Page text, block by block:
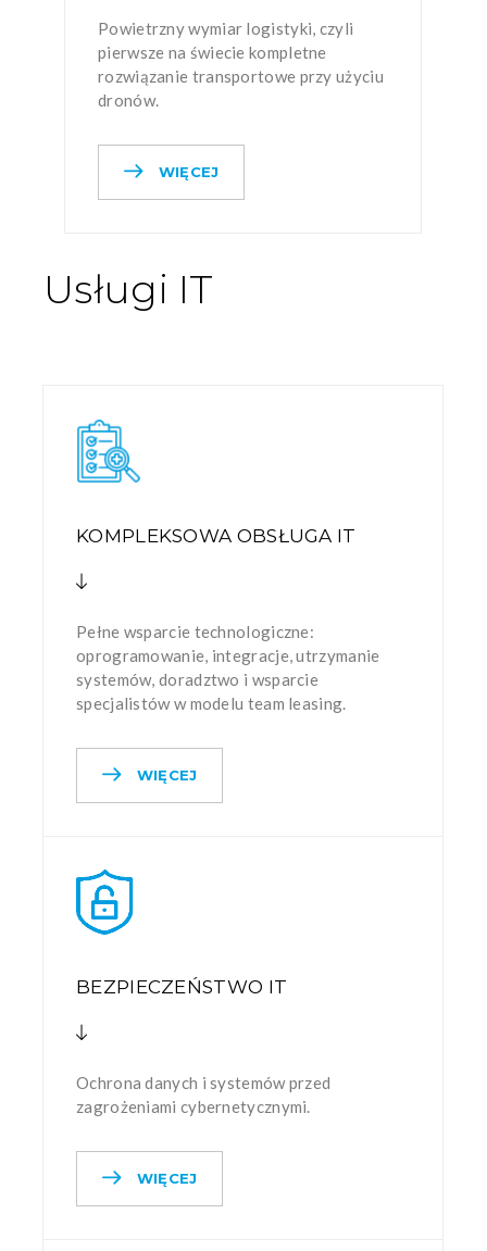
Powietrzny wymiar logistyki, czyli
pierwsze na świecie kompletne
rozwiązanie transportowe przy użyciu
dronów.
WIĘCEJ
Usługi IT
KOMPLEKSOWA OBSŁUGA IT
Pełne wsparcie technologiczne:
oprogramowanie, integracje, utrzymanie
systemów, doradztwo i wsparcie
specjalistów w modelu team leasing.
WIĘCEJ
BEZPIECZEŃSTWO IT
Ochrona danych i systemów przed
zagrożeniami cybernetycznymi.
WIĘCEJ